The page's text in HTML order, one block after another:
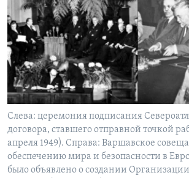
Слева: церемония подписания
договора, ставшего отправной точкой
апреля 1949). Справа: Варшавское
обеспечению мира и безопасности в
было объявлено о создании